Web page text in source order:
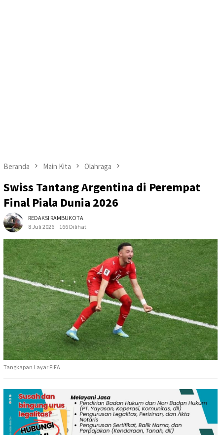
Beranda Main Kita Olahraga
Swiss Tantang Argentina di Perempat
Final Piala Dunia 2026
REDAKSI RAMBUKOTA
8 Juli 2026
166 Dilihat
Tangkapan Layar FIFA